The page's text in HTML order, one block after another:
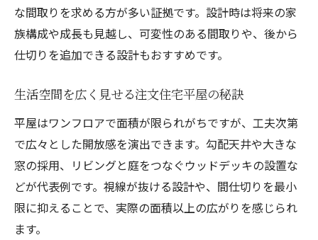
な間取りを求める方が多い証拠です。設計時は将来の家
族構成や成長も見越し、可変性のある間取りや、後から
仕切りを追加できる設計もおすすめです。
生活空間を広く見せる注文住宅平屋の秘訣
平屋はワンフロアで面積が限られがちですが、工夫次第
で広々とした開放感を演出できます。勾配天井や大きな
窓の採用、リビングと庭をつなぐウッドデッキの設置な
どが代表例です。視線が抜ける設計や、間仕切りを最小
限に抑えることで、実際の面積以上の広がりを感じられ
ます。